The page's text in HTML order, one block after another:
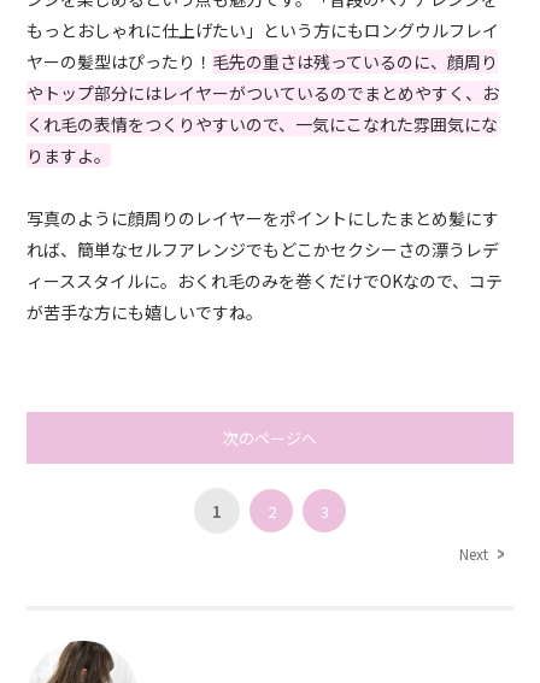
もっとおしゃれに仕上げたい」という方にもロングウルフレイ
ヤーの髪型はぴったり！ 毛先の重さは残っているのに、顔周り
やトップ部分にはレイヤーがついているのでまとめやすく、お
くれ毛の表情をつくりやすいので、一気にこなれた雰囲気にな
りますよ。
写真のように顔周りのレイヤーをポイントにしたまとめ髪にす
れば、簡単なセルフアレンジでもどこかセクシーさの漂うレデ
ィーススタイルに。おくれ毛のみを巻くだけでOKなので、コテ
が苦手な方にも嬉しいですね。
次のページへ
1 2 3
Next